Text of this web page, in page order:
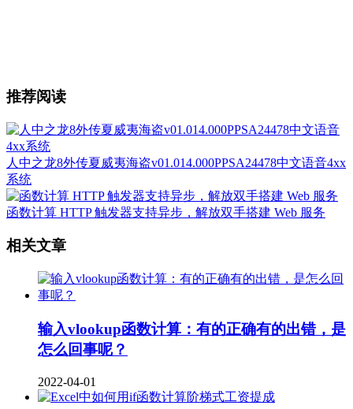
推荐阅读
人中之龙8外传夏威夷海盗v01.014.000PPSA24478中文语音4xx
系统
函数计算 HTTP 触发器支持异步，解放双手搭建 Web 服务
相关文章
输入vlookup函数计算：有的正确有的出错，是
怎么回事呢？
2022-04-01